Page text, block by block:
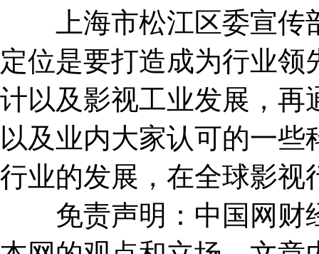
上海市松江区委宣传
定位是要打造成为行业
计以及影视工业发展，再
以及业内大家认可的一
行业的发展，在全球影视
免责声明：中国网财